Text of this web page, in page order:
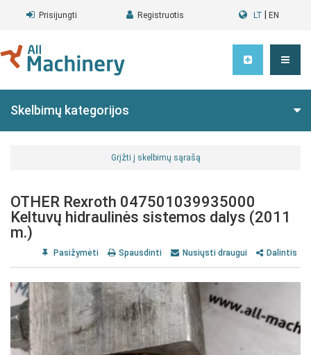
Prisijungti Registruotis LT EN
Skelbimų kategorijos
Grįžti į skelbimų sąrašą
OTHER Rexroth 047501039935000
Keltuvų hidraulinės sistemos dalys (2011
m.)
Pasižymėti Spausdinti Nusiųsti draugui Dalintis